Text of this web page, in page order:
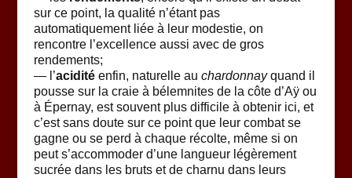
sur ce point, la qualité n’étant pas
automatiquement liée à leur modestie, on
rencontre l’excellence aussi avec de gros
rendements;
— l’aciditéenfin, naturelle au chardonnayquand il
pousse sur la craie à bélemnites de la côte d’Aÿ ou
à Épernay, est souvent plus difficile à obtenir ici, et
c’est sans doute sur ce point que leur combat se
gagne ou se perd à chaque récolte, même si on
peut s’accommoder d’une langueur légèrement
sucrée dans les bruts et de charnu dans leurs